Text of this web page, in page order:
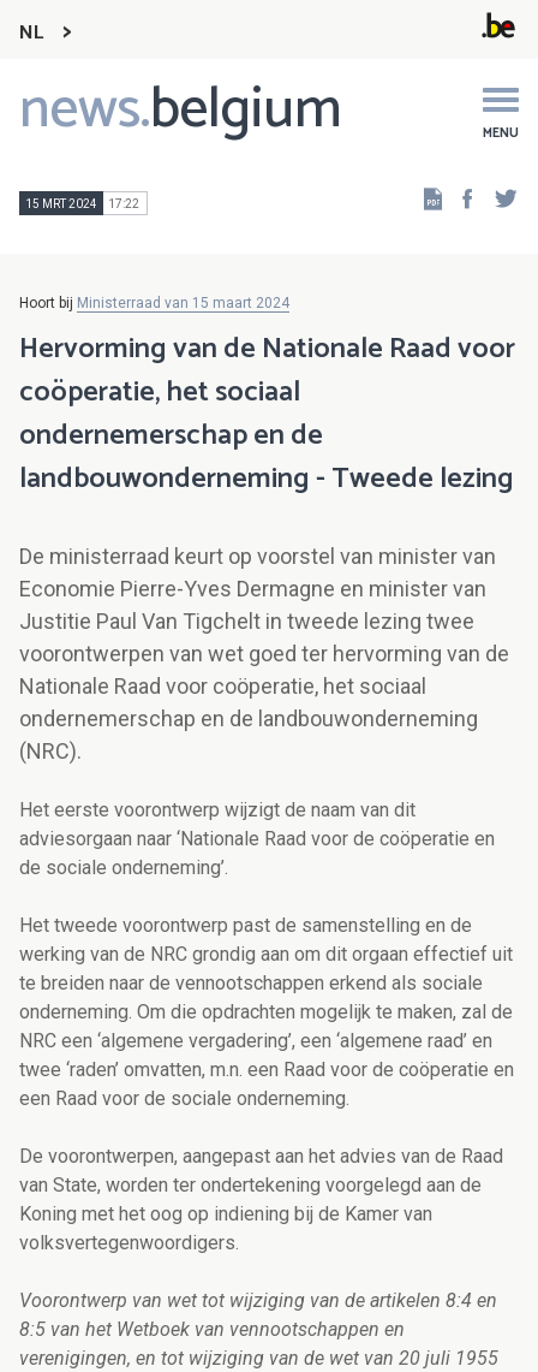
NL
news.belgium MENU
Main
navigation
15 MRT 2024 17:22
Hoort bij Ministerraad van 15 maart 2024
Hervorming van de Nationale Raad voor
coöperatie, het sociaal
ondernemerschap en de
landbouwonderneming - Tweede lezing
De ministerraad keurt op voorstel van minister van
Economie Pierre-Yves Dermagne en minister van
Justitie Paul Van Tigchelt in tweede lezing twee
voorontwerpen van wet goed ter hervorming van de
Nationale Raad voor coöperatie, het sociaal
ondernemerschap en de landbouwonderneming
(NRC).
Het eerste voorontwerp wijzigt de naam van dit
adviesorgaan naar ‘Nationale Raad voor de coöperatie en
de sociale onderneming’.
Het tweede voorontwerp past de samenstelling en de
werking van de NRC grondig aan om dit orgaan effectief uit
te breiden naar de vennootschappen erkend als sociale
onderneming. Om die opdrachten mogelijk te maken, zal de
NRC een ‘algemene vergadering’, een ‘algemene raad’ en
twee ‘raden’ omvatten, m.n. een Raad voor de coöperatie en
een Raad voor de sociale onderneming.
De voorontwerpen, aangepast aan het advies van de Raad
van State, worden ter ondertekening voorgelegd aan de
Koning met het oog op indiening bij de Kamer van
volksvertegenwoordigers.
Voorontwerp van wet tot wijziging van de artikelen 8:4 en
8:5 van het Wetboek van vennootschappen en
verenigingen, en tot wijziging van de wet van 20 juli 1955